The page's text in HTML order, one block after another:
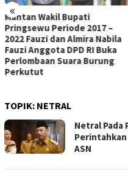
«
–
Waasintel Kasad
Ari Peaseya
ke 129 Bulu Lor
TOPIK: NETRAL
Netral Pada
Perintahkan
ASN